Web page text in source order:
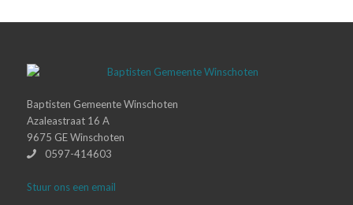
Baptisten Gemeente Winschoten
Azaleastraat 16 A
9675 GE Winschoten
0597-414603
Stuur ons een email